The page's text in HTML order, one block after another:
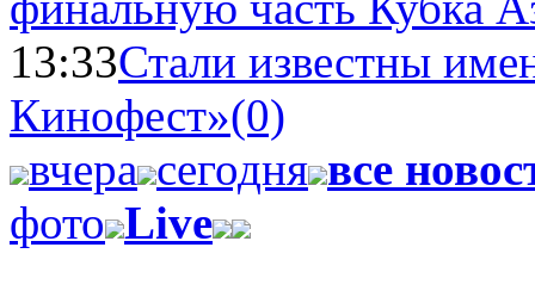
13:33Стали известны
Кинофест»(0)
вчера сегодня все
фото Live